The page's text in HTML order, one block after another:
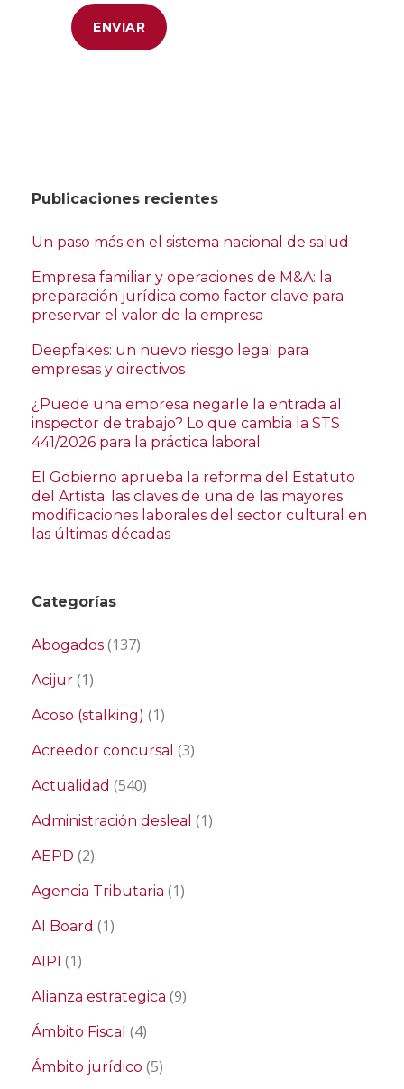
Publicaciones recientes
Un paso más en el sistema nacional de salud
Empresa familiar y operaciones de M&A: la
preparación jurídica como factor clave para
preservar el valor de la empresa
Deepfakes: un nuevo riesgo legal para
empresas y directivos
¿Puede una empresa negarle la entrada al
inspector de trabajo? Lo que cambia la STS
441/2026 para la práctica laboral
El Gobierno aprueba la reforma del Estatuto
del Artista: las claves de una de las mayores
modificaciones laborales del sector cultural en
las últimas décadas
Categorías
Abogados (137)
Acijur (1)
Acoso (stalking) (1)
Acreedor concursal (3)
Actualidad (540)
Administración desleal (1)
AEPD (2)
Agencia Tributaria (1)
AI Board (1)
AIPI (1)
Alianza estrategica (9)
Ámbito Fiscal (4)
Ámbito jurídico (5)